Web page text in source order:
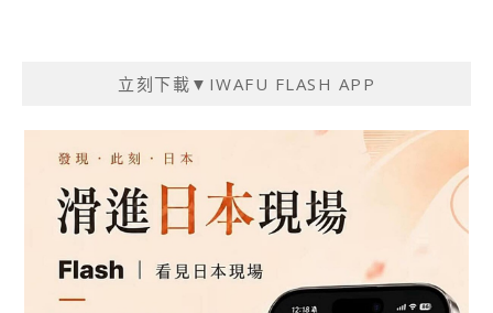
立刻下載▼IWAFU FLASH APP